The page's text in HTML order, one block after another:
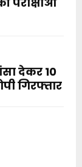
देकर 10
गिरफ्तार